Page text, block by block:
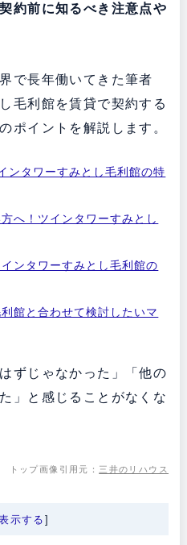
約前に知るべき注意点や
で長年働いてきた筆者
毛利館を賃貸で契約する
ポイントを解説します。
ンタワーすみとし毛利館の特
へ！ツインタワーすみとし
ンタワーすみとし毛利館の
館と合わせて検討したいマ
ずじゃなかった」「他の
」と感じることがなくな
トップ画像引用元： 三井のリハウス
示する ]